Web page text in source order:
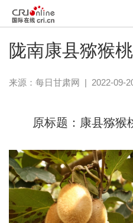
陇南康县猕猴
来源： 每日甘肃网 | 2022-09-
原标题：康县猕猴